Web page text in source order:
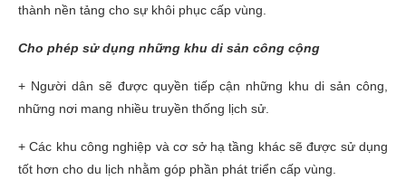
thành nền tảng cho sự khôi phục cấp vùng.
Cho phép sử dụng những khu di sản công cộng
+ Người dân sẽ được quyền tiếp cận những khu di sản công,
những nơi mang nhiều truyền thống lịch sử.
+ Các khu công nghiệp và cơ sở hạ tầng khác sẽ được sử dụng
tốt hơn cho du lịch nhằm góp phần phát triển cấp vùng.